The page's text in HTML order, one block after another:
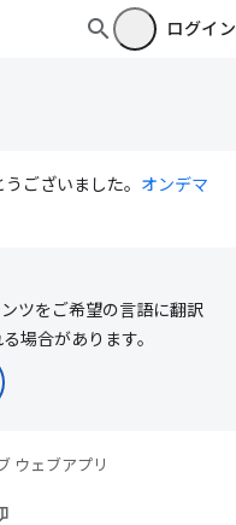
ログイン
ございました。 オンデマ
ツをご希望の言語に翻訳
場合があります。
ウェブアプリ